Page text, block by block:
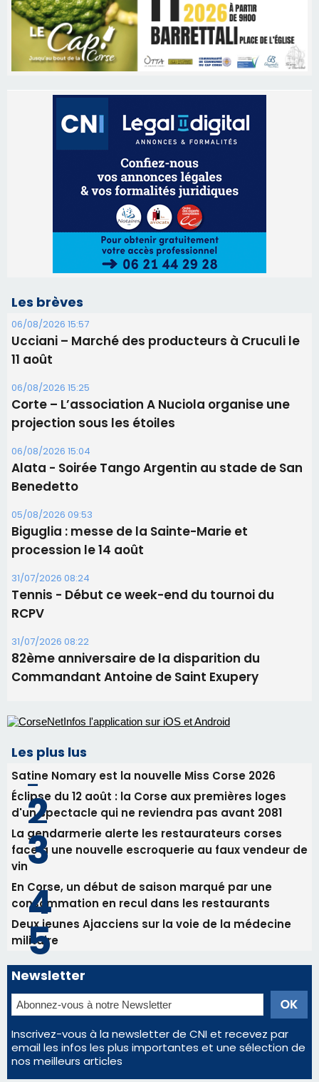
Les brèves
Ucciani – Marché des producteurs à Cruculi le
Corte – L’association A Nuciola organise une
projection sous les étoiles
Alata - Soirée Tango Argentin au stade de San
Benedetto
05/08/2026 09:53
Biguglia : messe de la Sainte-Marie et
procession le 14 août
31/07/2026 08:24
Tennis - Début ce week-end du tournoi du
RCPV
31/07/2026 08:22
82ème anniversaire de la disparition du
Commandant Antoine de Saint Exupery
Les plus lus
Satine Nomary est la nouvelle Miss Corse 2026
d'un spectacle qui ne reviendra pas avant 2081
La gendarmerie alerte les restaurateurs corses
face à une nouvelle escroquerie au faux vendeur de
En Corse, un début de saison marqué par une
Deux jeunes Ajacciens sur la voie de la médecine
militaire
Newsletter
Inscrivez-vous à la newsletter de CNI et recevez par
email les infos les plus importantes et une sélection de
nos meilleurs articles
Régie publicitaire
Nous contacter